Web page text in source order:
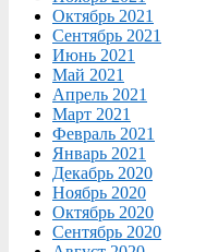
Октябрь 2021
Сентябрь 2021
Июнь 2021
Май 2021
Апрель 2021
Март 2021
Февраль 2021
Январь 2021
Декабрь 2020
Ноябрь 2020
Октябрь 2020
Сентябрь 2020